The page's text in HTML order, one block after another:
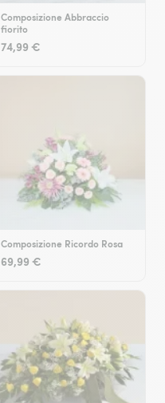
Composizione Abbraccio
fiorito
74,99 €
Composizione Ricordo Rosa
69,99 €